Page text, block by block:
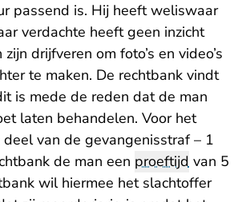
passend is. Hij heeft weliswaar
verdachte heeft geen inzicht
drijfveren om foto’s en video’s
te maken. De rechtbank vindt
is mede de reden dat de man
laten behandelen. Voor het
van de gevangenisstraf – 1
de man een proeftijd van 5
wil hiermee het slachtoffer